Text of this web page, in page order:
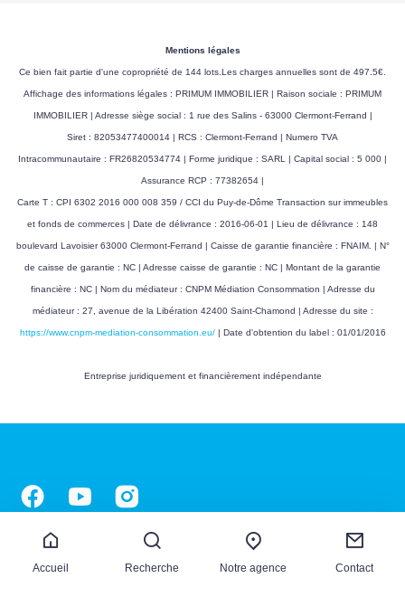
Accueil Recherche Notre agence Contact
Mentions légales
Ce bien fait partie d'une copropriété de 144 lots.Les charges annuelles sont de 497.5€.
Affichage des informations légales : PRIMUM IMMOBILIER | Raison sociale : PRIMUM
IMMOBILIER | Adresse siège social : 1 rue des Salins - 63000 Clermont-Ferrand |
Siret : 82053477400014 | RCS : Clermont-Ferrand | Numero TVA
Intracommunautaire : FR26820534774 | Forme juridique : SARL | Capital social : 5 000 |
Assurance RCP : 77382654 |
Carte T : CPI 6302 2016 000 008 359 / CCI du Puy-de-Dôme Transaction sur immeubles
et fonds de commerces | Date de délivrance : 2016-06-01 | Lieu de délivrance : 148
boulevard Lavoisier 63000 Clermont-Ferrand | Caisse de garantie financière : FNAIM. | N°
de caisse de garantie : NC | Adresse caisse de garantie : NC | Montant de la garantie
financière : NC | Nom du médiateur : CNPM Médiation Consommation | Adresse du
médiateur : 27, avenue de la Libération 42400 Saint-Chamond | Adresse du site :
https://www.cnpm-mediation-consommation.eu/| Date d'obtention du label : 01/01/2016
Entreprise juridiquement et financièrement indépendante
PRIMUM IMMOBILIER